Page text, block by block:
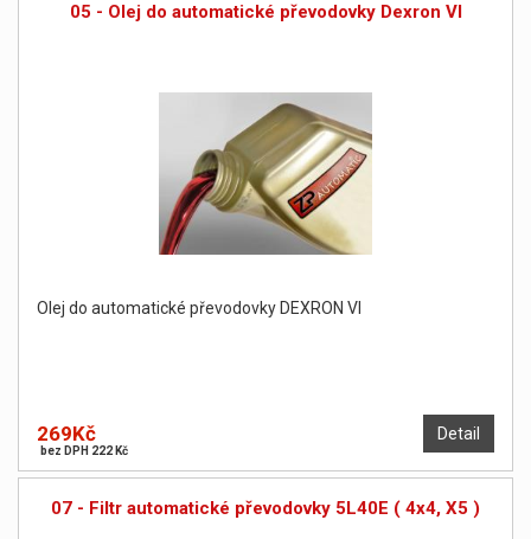
05 - Olej do automatické převodovky Dexron VI
Olej do automatické převodovky DEXRON VI
Detail
269Kč
bez DPH 222 Kč
07 - Filtr automatické převodovky 5L40E ( 4x4, X5 )